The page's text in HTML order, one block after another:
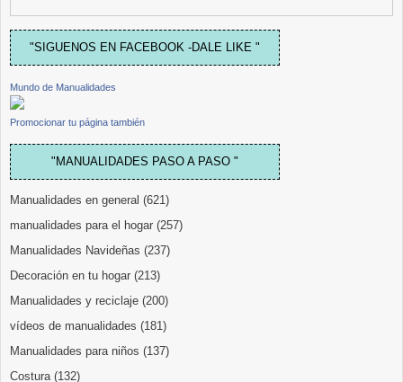
"SIGUENOS EN FACEBOOK -DALE LIKE "
Mundo de Manualidades
Promocionar tu página también
"MANUALIDADES PASO A PASO "
Manualidades en general (621)
manualidades para el hogar (257)
Manualidades Navideñas (237)
Decoración en tu hogar (213)
Manualidades y reciclaje (200)
vídeos de manualidades (181)
Manualidades para niños (137)
Costura (132)